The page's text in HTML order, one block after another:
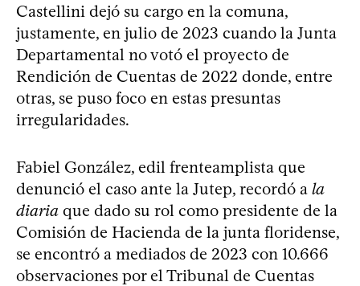
Castellini dejó su cargo en la comuna,
justamente, en julio de 2023 cuando la Junta
Departamental no votó el proyecto de
Rendición de Cuentas de 2022 donde, entre
otras, se puso foco en estas presuntas
irregularidades.
Fabiel González, edil frenteamplista que
denunció el caso ante la Jutep, recordó a la
diaria que dado su rol como presidente de la
Comisión de Hacienda de la junta floridense,
se encontró a mediados de 2023 con 10.666
observaciones por el Tribunal de Cuentas